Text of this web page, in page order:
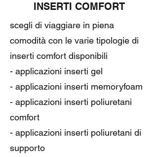
INSERTI COMFORT
scegli di viaggiare in piena
comodità con le varie tipologie di
inserti comfort disponibili
- applicazioni inserti gel
- applicazioni inserti memoryfoam
- applicazioni inserti poliuretani
comfort
- applicazioni inserti poliuretani di
supporto